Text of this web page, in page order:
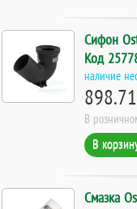
Сифон
Код
наличие
В
В
Смазка